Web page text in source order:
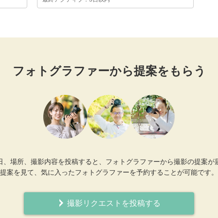
フォトグラファーから提案をもらう
、場所、撮影内容を投稿すると、フォトグラファーから撮影の提案が
提案を見て、気に入ったフォトグラファーを予約することが可能です。
撮影リクエストを投稿する